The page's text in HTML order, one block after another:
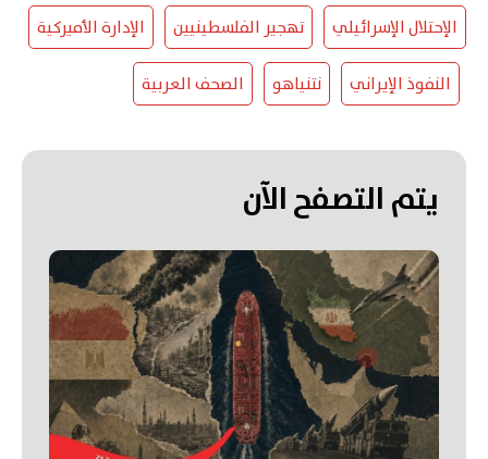
الإحتلال الإسرائيلي تهجير الفلسطينيين الإدارة الأميركية
النفوذ الإيراني نتنياهو الصحف العربية
يتم التصفح الآن